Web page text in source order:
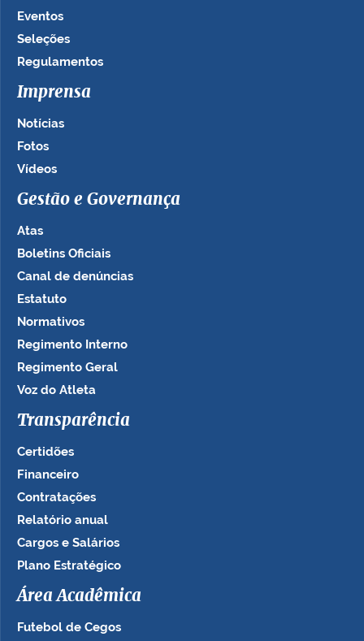
Eventos
Seleções
Regulamentos
Imprensa
Notícias
Fotos
Vídeos
Gestão e Governança
Atas
Boletins Oficiais
Canal de denúncias
Estatuto
Normativos
Regimento Interno
Regimento Geral
Voz do Atleta
Transparência
Certidões
Financeiro
Contratações
Relatório anual
Cargos e Salários
Plano Estratégico
Área Acadêmica
Futebol de Cegos